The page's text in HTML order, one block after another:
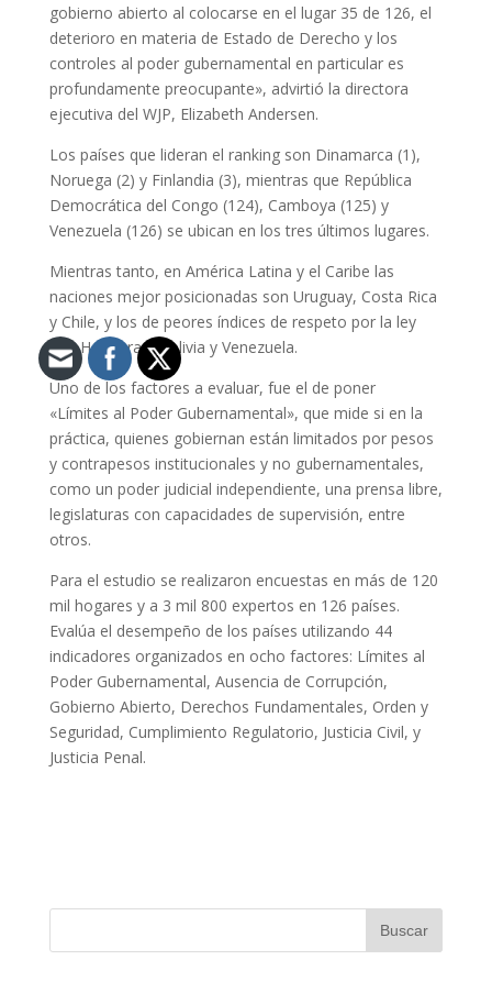
gobierno abierto al colocarse en el lugar 35 de 126, el
deterioro en materia de Estado de Derecho y los
controles al poder gubernamental en particular es
profundamente preocupante», advirtió la directora
ejecutiva del WJP, Elizabeth Andersen.
Los países que lideran el ranking son Dinamarca (1),
Noruega (2) y Finlandia (3), mientras que República
Democrática del Congo (124), Camboya (125) y
Venezuela (126) se ubican en los tres últimos lugares.
Mientras tanto, en América Latina y el Caribe las
naciones mejor posicionadas son Uruguay, Costa Rica
y Chile, y los de peores índices de respeto por la ley
son Honduras, Bolivia y Venezuela.
Uno de los factores a evaluar, fue el de poner
«Límites al Poder Gubernamental», que mide si en la
práctica, quienes gobiernan están limitados por pesos
y contrapesos institucionales y no gubernamentales,
como un poder judicial independiente, una prensa libre,
legislaturas con capacidades de supervisión, entre
otros.
Para el estudio se realizaron encuestas en más de 120
mil hogares y a 3 mil 800 expertos en 126 países.
Evalúa el desempeño de los países utilizando 44
indicadores organizados en ocho factores: Límites al
Poder Gubernamental, Ausencia de Corrupción,
Gobierno Abierto, Derechos Fundamentales, Orden y
Seguridad, Cumplimiento Regulatorio, Justicia Civil, y
Justicia Penal.